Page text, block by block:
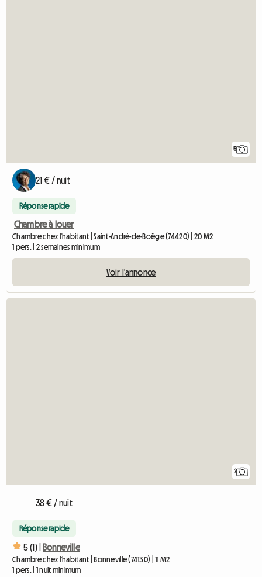
5
21 € / nuit
Réponse rapide
Chambre à louer
Chambre chez l'habitant | Saint-André-de-Boëge (74420) | 20 M2
1 pers. | 2 semaines minimum
Voir l'annonce
2
38 € / nuit
Réponse rapide
5 (1) | Bonneville
Chambre chez l'habitant | Bonneville (74130) | 11 M2
1 pers. | 1 nuit minimum